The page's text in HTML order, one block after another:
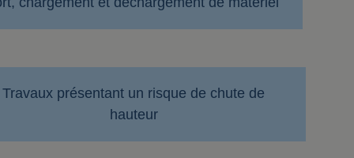
Travaux présentant un risque de chute de
hauteur